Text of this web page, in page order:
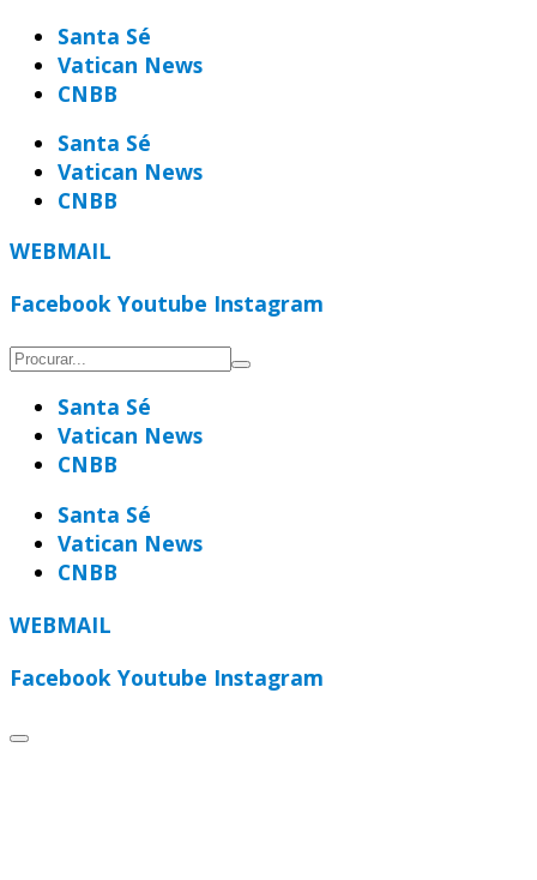
para
Santa Sé
Vatican News
CNBB
Santa Sé
Vatican News
CNBB
WEBMAIL
Facebook Youtube Instagram
Santa Sé
Vatican News
CNBB
Santa Sé
Vatican News
CNBB
WEBMAIL
Facebook Youtube Instagram